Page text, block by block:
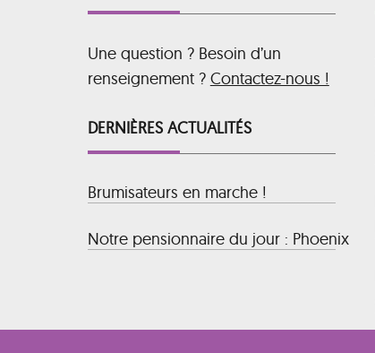
Une question ? Besoin d’un
renseignement ? Contactez-nous !
DERNIÈRES ACTUALITÉS
Brumisateurs en marche !
Notre pensionnaire du jour : Phoenix